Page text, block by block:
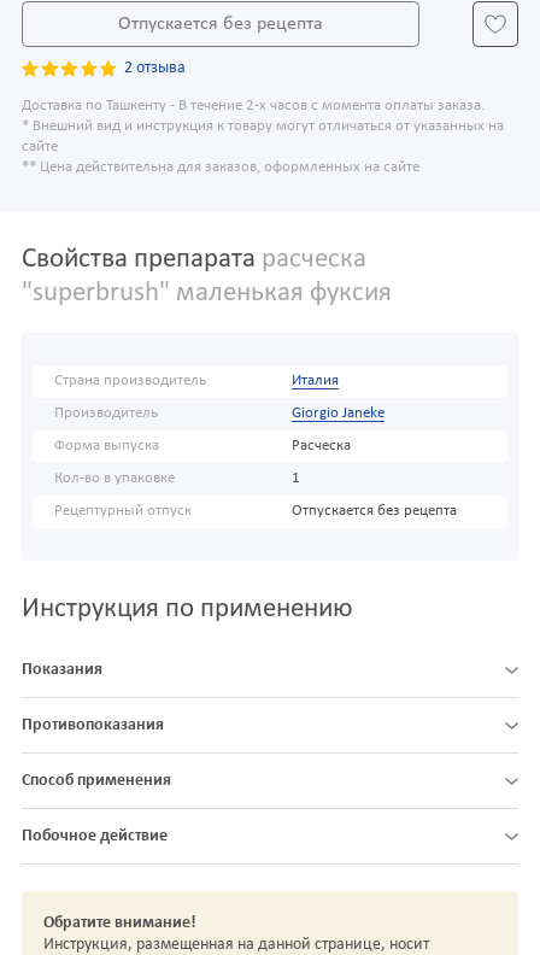
Отпускается без рецепта
2 отзыва
Доставка по Ташкенту - В течение 2-х часов с момента оплаты заказа.
* Внешний вид и инструкция к товару могут отличаться от указанных на
сайте
** Цена действительна для заказов, оформленных на сайте
Свойства препарата расческа
"superbrush" маленькая фуксия
Страна производитель Италия
Производитель Giorgio Janeke
Форма выпуска Расческа
Кол-во в упаковке 1
Рецептурный отпуск Отпускается без рецепта
Инструкция по применению
Показания
Противопоказания
Способ применения
Побочное действие
Обратите внимание!
Инструкция, размещенная на данной странице, носит